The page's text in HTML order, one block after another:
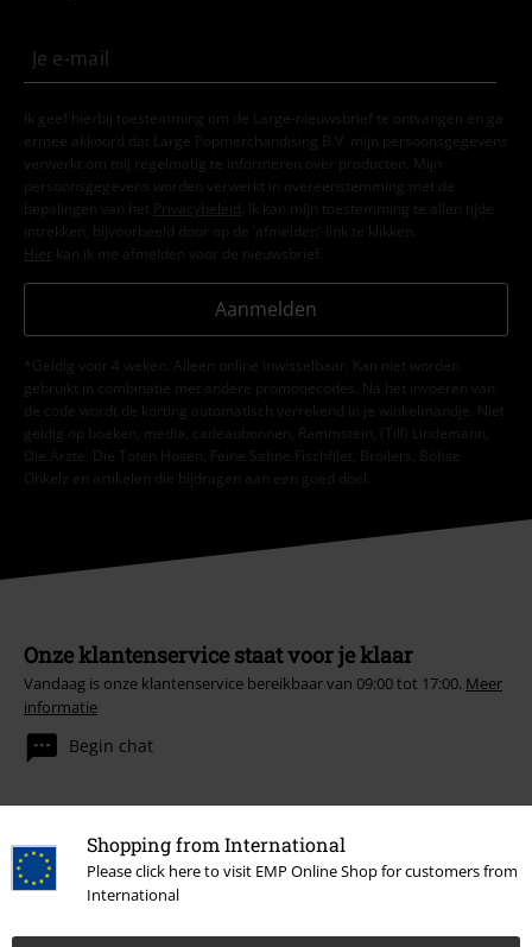
Shopping from International
Please click here to visit EMP Online Shop for customers from
International
Ik geef hierbij toestemming om de Large-nieuwsbrief te ontvangen en ga
ermee akkoord dat Large Popmerchandising B.V. mijn persoonsgegevens
verwerkt om mij regelmatig te informeren over producten. Mijn
persoonsgegevens worden verwerkt in overeenstemming met de
bepalingen van het
Privacybeleid . Ik kan mijn toestemming te allen tijde
intrekken, bijvoorbeeld door op de ‘afmelden’-link te klikken.
Hier kan ik me afmelden voor de nieuwsbrief.
Aanmelden
*Geldig voor 4 weken. Alleen online inwisselbaar. Kan niet worden
gebruikt in combinatie met andere promotiecodes. Na het invoeren van
de code wordt de korting automatisch verrekend in je winkelmandje. Niet
geldig op boeken, media, cadeaubonnen, Rammstein, (Till) Lindemann,
Die Ärzte, Die Toten Hosen, Feine Sahne Fischfilet, Broilers, Böhse
Onkelz en artikelen die bijdragen aan een goed doel.
Onze klantenservice staat voor je klaar
Vandaag is onze klantenservice bereikbaar van 09:00 tot 17:00. Meer
informatie
Begin chat
Service, catalogus, prijsvragen etc.
Veelgestelde vragen